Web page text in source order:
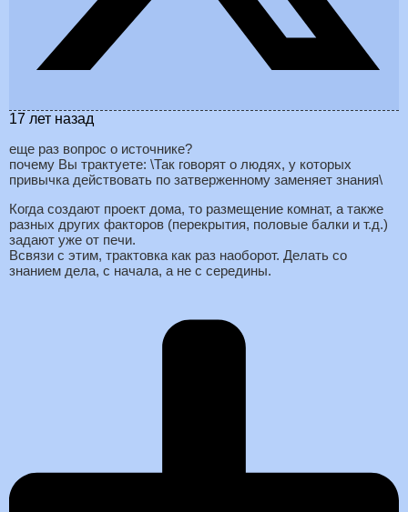
17 лет назад
еще раз вопрос о источнике?
почему Вы трактуете: \Так говорят о людях, у которых
привычка действовать по затверженному заменяет знания\
Когда создают проект дома, то размещение комнат, а также
разных других факторов (перекрытия, половые балки и т.д.)
задают уже от печи.
Всвязи с этим, трактовка как раз наоборот. Делать со
знанием дела, с начала, а не с середины.